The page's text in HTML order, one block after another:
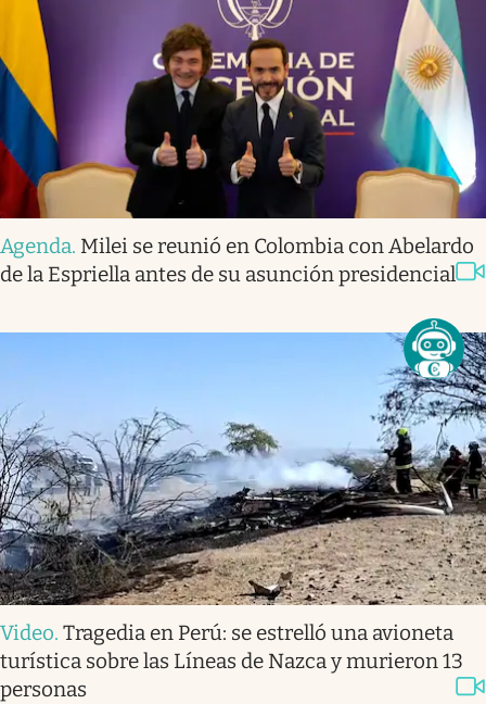
Agenda. Milei se reunió en Colombia con Abelardo
de la Espriella antes de su asunción presidencial
Video. Tragedia en Perú: se estrelló una avioneta
turística sobre las Líneas de Nazca y murieron 13
personas